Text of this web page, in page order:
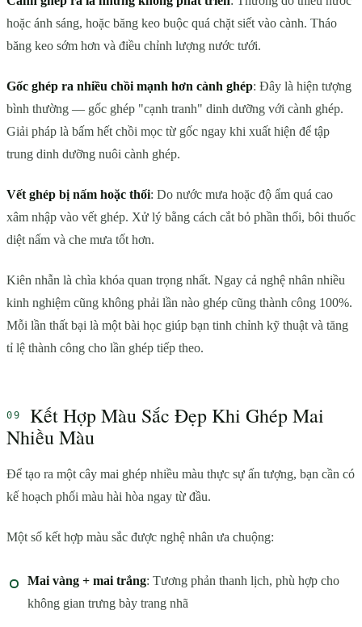
hoặc ánh sáng, hoặc băng keo buộc quá chặt siết vào cành. Tháo
băng keo sớm hơn và điều chỉnh lượng nước tưới.
Gốc ghép ra nhiều chồi mạnh hơn cành ghép: Đây là hiện tượng
bình thường — gốc ghép "cạnh tranh" dinh dưỡng với cành ghép.
Giải pháp là bấm hết chồi mọc từ gốc ngay khi xuất hiện để tập
trung dinh dưỡng nuôi cành ghép.
Vết ghép bị nấm hoặc thối: Do nước mưa hoặc độ ẩm quá cao
xâm nhập vào vết ghép. Xử lý bằng cách cắt bỏ phần thối, bôi thuốc
diệt nấm và che mưa tốt hơn.
Kiên nhẫn là chìa khóa quan trọng nhất. Ngay cả nghệ nhân nhiều
kinh nghiệm cũng không phải lần nào ghép cũng thành công 100%.
Mỗi lần thất bại là một bài học giúp bạn tinh chỉnh kỹ thuật và tăng
tỉ lệ thành công cho lần ghép tiếp theo.
Kết Hợp Màu Sắc Đẹp Khi Ghép Mai
Nhiều Màu
Để tạo ra một cây mai ghép nhiều màu thực sự ấn tượng, bạn cần có
kế hoạch phối màu hài hòa ngay từ đầu.
Một số kết hợp màu sắc được nghệ nhân ưa chuộng:
Mai vàng + mai trắng: Tương phản thanh lịch, phù hợp cho
không gian trưng bày trang nhã